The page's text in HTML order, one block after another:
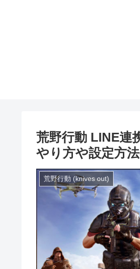
荒野行動 LINE連
やり方や設定方
荒野行動 (knives out)